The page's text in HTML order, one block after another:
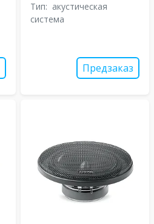
Тип: акустическая
система
Предзаказ